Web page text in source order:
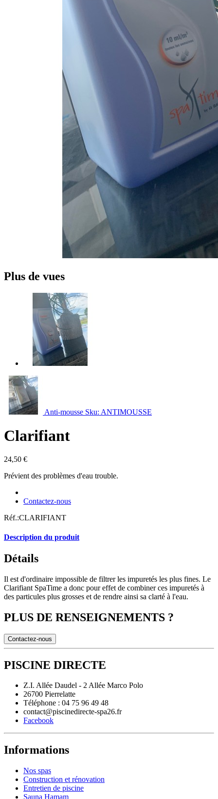
Plus de vues
Anti-mousse Sku: ANTIMOUSSE
Clarifiant
24,50 €
Prévient des problèmes d'eau trouble.
Contactez-nous
Réf.:CLARIFIANT
Description du produit
Détails
Il est d'ordinaire impossible de filtrer les impuretés les plus fines. Le
Clarifiant SpaTime a donc pour effet de combiner ces impuretés à
des particules plus grosses et de rendre ainsi sa clarté à l'eau.
PLUS DE RENSEIGNEMENTS ?
Contactez-nous
PISCINE DIRECTE
Z.I. Allée Daudel - 2 Allée Marco Polo
26700 Pierrelatte
Téléphone : 04 75 96 49 48
contact@piscinedirecte-spa26.fr
Facebook
Informations
Nos spas
Construction et rénovation
Entretien de piscine
Sauna Hamam